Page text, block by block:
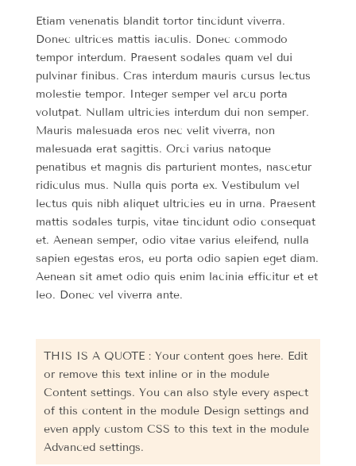
Etiam venenatis blandit tortor tincidunt viverra.
Donec ultrices mattis iaculis. Donec commodo
tempor interdum. Praesent sodales quam vel dui
pulvinar finibus. Cras interdum mauris cursus lectus
molestie tempor. Integer semper vel arcu porta
volutpat. Nullam ultricies interdum dui non semper.
Mauris malesuada eros nec velit viverra, non
malesuada erat sagittis. Orci varius natoque
penatibus et magnis dis parturient montes, nascetur
ridiculus mus. Nulla quis porta ex. Vestibulum vel
lectus quis nibh aliquet ultricies eu in urna. Praesent
mattis sodales turpis, vitae tincidunt odio consequat
et. Aenean semper, odio vitae varius eleifend, nulla
sapien egestas eros, eu porta odio sapien eget diam.
Aenean sit amet odio quis enim lacinia efficitur et et
leo. Donec vel viverra ante.
THIS IS A QUOTE : Your content goes here. Edit
or remove this text inline or in the module
Content settings. You can also style every aspect
of this content in the module Design settings and
even apply custom CSS to this text in the module
Advanced settings.